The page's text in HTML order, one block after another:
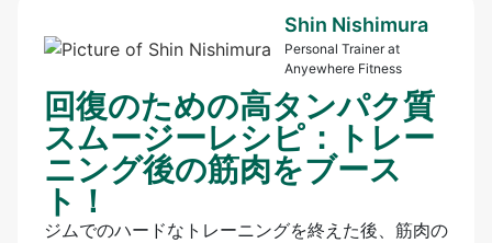
Shin Nishimura
Personal Trainer at
Anyewhere Fitness
回復のための高タンパク質
スムージーレシピ：トレー
ニング後の筋肉をブース
ト！
ジムでのハードなトレーニングを終えた後、筋肉の